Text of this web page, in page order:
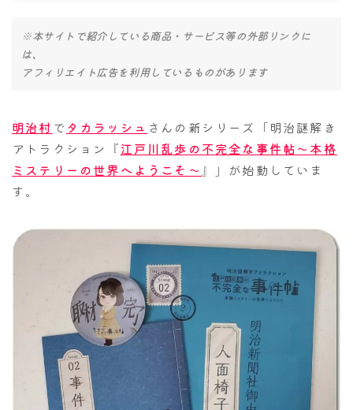
※本サイトで紹介している商品・サービス等の外部リンクに
は、
アフィリエイト広告を利用しているものがあります
明治村 で タカラッシュ さんの新シリーズ「明治謎解き
アトラクション『江戸川乱歩の不完全な事件帖～本格
ミステリーの世界へようこそ～ 』」が始動していま
す。